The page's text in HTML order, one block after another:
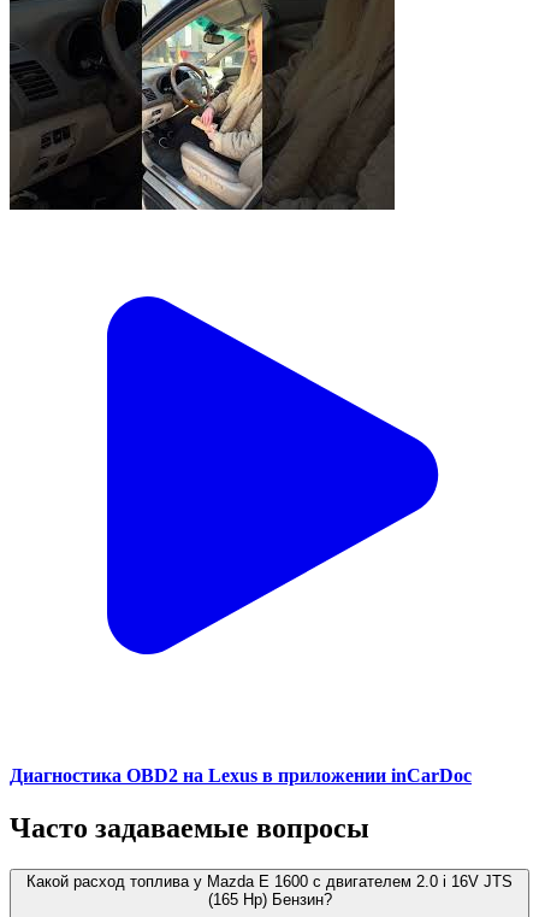
Диагностика OBD2 на Lexus в приложении inCarDoc
Часто задаваемые вопросы
Какой расход топлива у Mazda E 1600 с двигателем 2.0 i 16V JTS
(165 Hp) Бензин?